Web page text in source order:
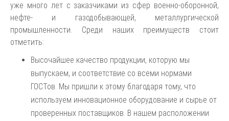
уже много лет с заказчиками из сфер военно-оборонной,
нефте- и газодобывающей, металлургической
промышленности. Среди наших преимуществ стоит
отметить:
Высочайшее качество продукции, которую мы
выпускаем, и соответствие со всеми нормами
ГОСТов. Мы пришли к этому благодаря тому, что
используем инновационное оборудование и сырье от
проверенных поставщиков. В нашем расположении